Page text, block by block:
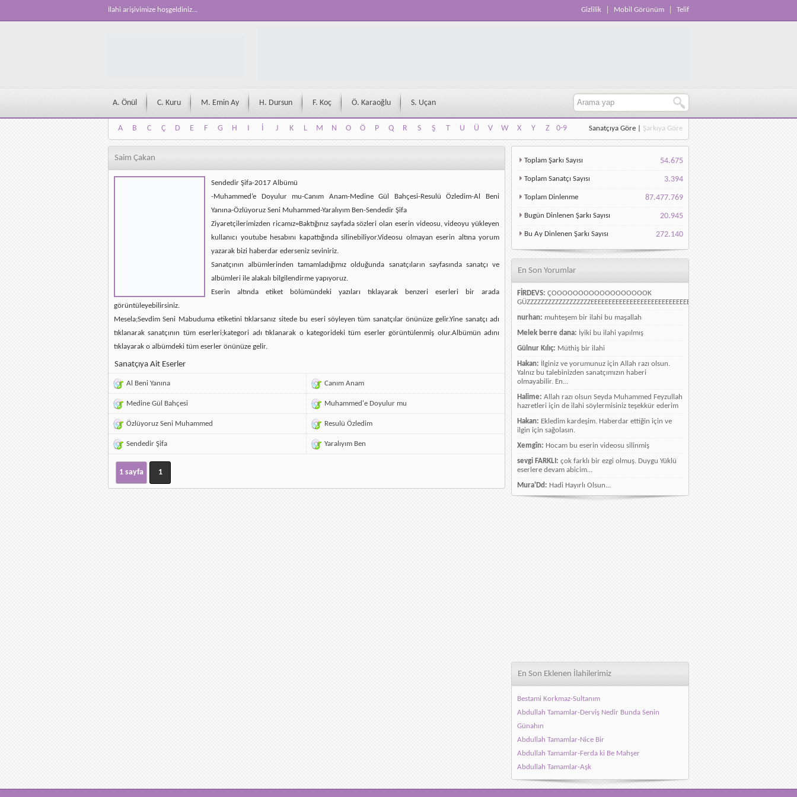
İlahi arişivimize hoşgeldiniz... Gizlilik Mobil Görünüm Telif
A. Önül C. Kuru M. Emin Ay H. Dursun F. Koç Ö. Karaoğlu S. Uçan
A B C Ç D E F G H I İ J K L M N O Ö P Q R S Ş T U Ü V W X Y Z
0-9
A
B C Ç D E F G H I İ J K L M N O Ö P Q R S Ş T U Ü V W X Y Z 0-9
Sanatçıya Göre Şarkıya Göre
Saim Çakan
Sendedir Şifa-2017 Albümü
-Muhammed’e Doyulur mu-Canım Anam-Medine Gül Bahçesi-Resulü Özledim-Al Beni
Yanına-Özlüyoruz Seni Muhammed-Yaralıyım Ben-Sendedir Şifa
Ziyaretçilerimizden ricamız=Baktığınız sayfada sözleri olan eserin videosu, videoyu yükleyen
kullanıcı youtube hesabını kapattığında silinebiliyor.Videosu olmayan eserin altına yorum
yazarak bizi haberdar ederseniz seviniriz.
Sanatçının albümlerinden tamamladığımız olduğunda sanatçıların sayfasında sanatçı ve
albümleri ile alakalı bilgilendirme yapıyoruz.
Eserin altında etiket bölümündeki yazıları tıklayarak benzeri eserleri bir arada
görüntüleyebilirsiniz.
Mesela;Sevdim Seni Mabuduma etiketini tıklarsanız sitede bu eseri söyleyen tüm sanatçılar önünüze gelir.Yine sanatçı adı
tıklanarak sanatçının tüm eserleri;kategori adı tıklanarak o kategorideki tüm eserler görüntülenmiş olur.Albümün adını
tıklayarak o albümdeki tüm eserler önünüze gelir.
Sanatçıya Ait Eserler
Al Beni Yanına Canım Anam
Medine Gül Bahçesi Muhammed'e Doyulur mu
Özlüyoruz Seni Muhammed Resulü Özledim
Sendedir Şifa Yaralıyım Ben
1 sayfa 1
Toplam Şarkı Sayısı 54.675
Toplam Sanatçı Sayısı 3.394
Toplam Dinlenme 87.477.769
Bugün Dinlenen Şarkı Sayısı 20.945
Bu Ay Dinlenen Şarkı Sayısı 272.140
En Son Yorumlar
FİRDEVS: ÇOOOOOOOOOOOOOOOOOOK
GÜZZZZZZZZZZZZZZZZZZEEEEEEEEEEEEEEEEEEEEEEEEEEEEELLLLLLLLLLLLLLLLLLLLLLLL
nurhan: muhteşem bir ilahi bu maşallah
Melek berre dana: İyiki bu ilahi yapılmış
Gülnur Kılıç: Müthiş bir ilahi
Hakan: İlginiz ve yorumunuz için Allah razı olsun.
Yalnız bu talebinizden sanatçımızın haberi
olmayabilir. En...
Halime: Allah razı olsun Seyda Muhammed Feyzullah
hazretleri için de ilahi söylermisiniz teşekkür ederim
Hakan: Ekledim kardeşim. Haberdar ettiğin için ve
ilgin için sağolasın.
Xemgîn: Hocam bu eserin videosu silinmiş
sevgi FARKLI: çok farklı bir ezgi olmuş. Duygu Yüklü
eserlere devam abicim...
Mura'Dd: Hadi Hayırlı Olsun...
En Son Eklenen İlahilerimiz
Bestami Korkmaz-Sultanım
Abdullah Tamamlar-Derviş Nedir Bunda Senin
Günahın
Abdullah Tamamlar-Nice Bir
Abdullah Tamamlar-Ferda ki Be Mahşer
Abdullah Tamamlar-Aşk